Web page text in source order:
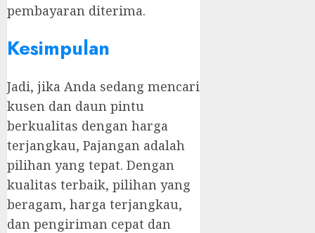
pembayaran diterima.
Kesimpulan
Jadi, jika Anda sedang mencari
kusen dan daun pintu
berkualitas dengan harga
terjangkau, Pajangan adalah
pilihan yang tepat. Dengan
kualitas terbaik, pilihan yang
beragam, harga terjangkau,
dan pengiriman cepat dan